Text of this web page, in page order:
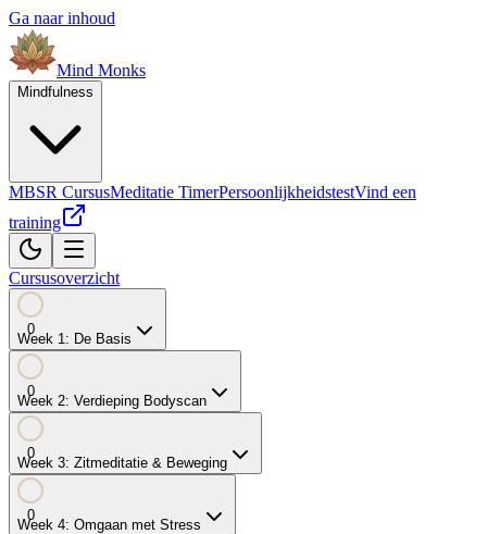
Ga naar inhoud
Mind Monks
Mindfulness
MBSR CursusMeditatie TimerPersoonlijkheidstestVind een
training
Cursusoverzicht
0
Week 1: De Basis
0
Week 2: Verdieping Bodyscan
0
Week 3: Zitmeditatie & Beweging
0
Week 4: Omgaan met Stress